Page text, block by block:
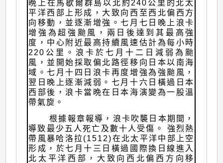
晩上在馬歇爾群島以北約240公里的北太
平洋西部上形成，大致向西至西北偏西方
向移動，並逐漸增強。七月七日晚上浪卡
增強為超強颱風，兩日後達到其最高強
度，中心附近最高持續風速估計為每小時
220公里。浪卡於七月十二日減弱為颱
風，並開始採取偏北路徑移向日本以南海
域。七月十四日浪卡再度增強為強颱風，
翌日晚上逐漸減弱。七月十六日橫過日本
西部後，浪卡當晩在日本海演變為一股溫
帶氣旋。
根據報章報導，浪卡吹襲日本期間，
導致最少五人死亡及數十人受傷。 強烈熱
帶風暴哈洛拉(1512)在北太平洋中部上空
形成，於七月十三日橫過國際換日線進入
北太平洋西部，大致向西北偏西方向移